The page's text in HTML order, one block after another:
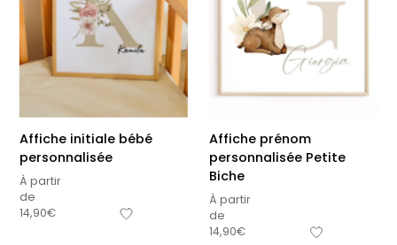
Affiche initiale bébé
personnalisée
À partir
de
14,90€
Affiche prénom
personnalisée Petite
Biche
À partir
de
14,90€